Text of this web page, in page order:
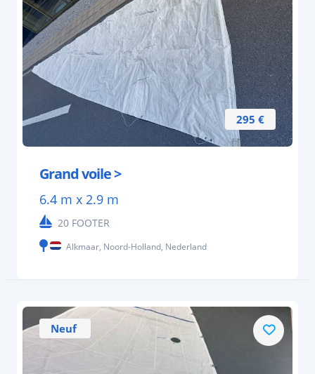
295 €
Grand voile >
6.4 m x 2.9 m
20 FOOTER
Alkmaar, Noord-Holland, Nederland
Neuf